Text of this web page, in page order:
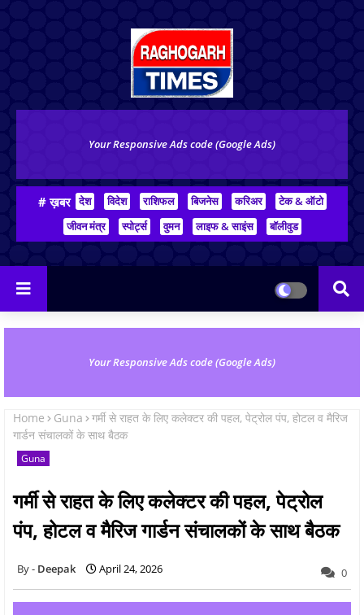
Your Responsive Ads code (Google Ads)
# ख़बर देश विदेश राशिफल बिजनेस करिअर
टेक & ऑटो
जीवन मंत्र
स्पोर्ट्स वुमन लाइफ & साइंस बॉलीवुड
Your Responsive Ads code (Google Ads)
Home Guna
गर्मी से राहत के लिए कलेक्टर की पहल, पेट्रोल पंप, होटल व मैरिज
गार्डन संचालकों के साथ बैठक
Guna
गर्मी से राहत के लिए कलेक्टर की पहल, पेट्रोल
पंप, होटल व मैरिज गार्डन संचालकों के साथ बैठक
Deepak April 24, 2026 0